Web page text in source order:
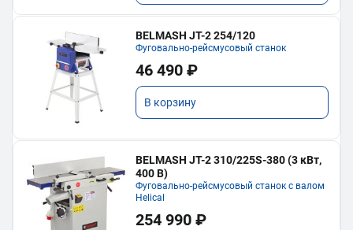
BELMASH JT-2 254/120
Фуговально-рейсмусовый станок
46 490 ₽
В корзину
BELMASH JT-2 310/225S-380 (3 кВт,
400 В)
Фуговально-рейсмусовый станок с валом
Helical
254 990 ₽